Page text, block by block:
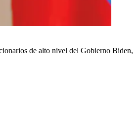
de alto nivel del Gobierno Biden,